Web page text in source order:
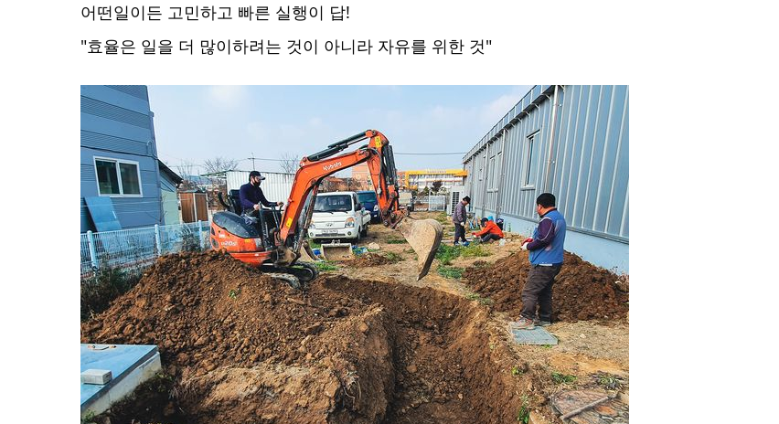
어떤일이든 고민하고 빠른 실행이 답!
"효율은 일을 더 많이하려는 것이 아니라 자유를 위한 것"